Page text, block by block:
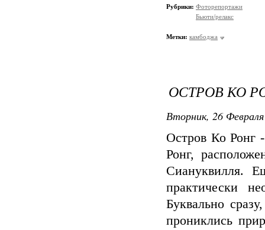
Рубрики: Фоторепортажи
Бьюти/релакс
Метки: камбоджа
ОСТРОВ КО
Вторник, 26
Остров Ко Ронг
Ронг,
Сиануквилля.
практически
Буквально
прониклись